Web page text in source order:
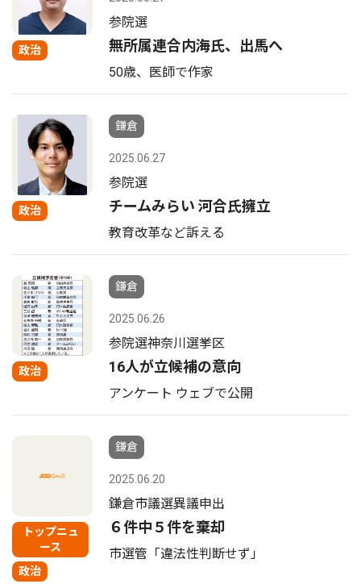
政治
参院選
無所属連合内海氏、出馬へ
50歳、医師で作家
政治
鎌倉
2025.06.27
参院選
チームみらい 河合氏擁立
教育改革など訴える
政治
鎌倉
2025.06.26
参院選神奈川選挙区
16人が立候補の意向
アンケート ウェブで公開
トップニュ
ース
政治
鎌倉
2025.06.20
鎌倉市議選異議申出
６件中５件を棄却
市選管「違法性判断せず」